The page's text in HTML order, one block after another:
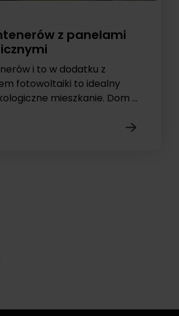
z panelami
i to w dodatku z
fotowoltaiki to idealny
mieszkanie. Dom ...